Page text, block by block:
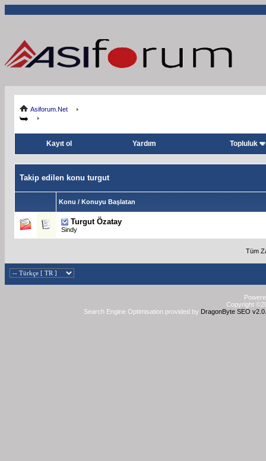
Asiforum.Net
Kayıt ol Yardım Topluluk
Takip edilen konu turgut
Konu / Konuyu Başlatan
Turgut Özatay
Sindy
Tüm
Copyright
Search Engine Optimisation provided by DragonByte SEO